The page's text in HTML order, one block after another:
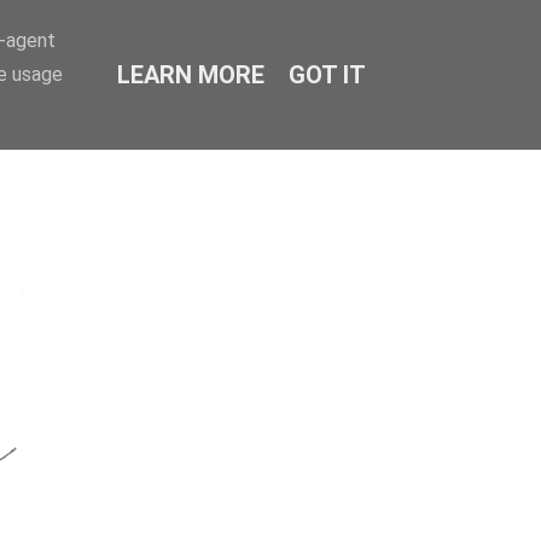
agent
usage
LEARN MORE GOT IT